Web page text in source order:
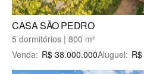
para
Venda
e
Locação
Anual
CASA SÃO PEDRO
5 dormitórios | 800 m²
Venda: R$ 38.000.000Aluguel: R$